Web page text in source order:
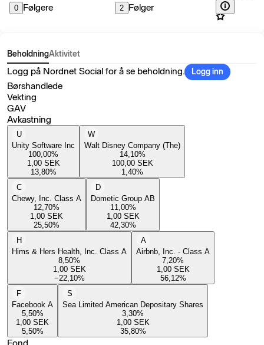
0 Følgere 2 Følger
BeholdningAktivitet
Logg på Nordnet Social for å se beholdning. Logg inn
Børshandlede
Vekting
GAV
Avkastning
U
Unity Software Inc
100,00%
1,00 SEK
13,80%
W
Walt Disney Company (The)
14,10%
100,00 SEK
1,40%
C
Chewy, Inc. Class A
12,70%
1,00 SEK
25,50%
D
Dometic Group AB
11,00%
1,00 SEK
42,30%
H
Hims & Hers Health, Inc. Class A
8,50%
1,00 SEK
−22,10%
A
Airbnb, Inc. - Class A
7,20%
1,00 SEK
56,12%
F
Facebook A
5,50%
1,00 SEK
5,50%
S
Sea Limited American Depositary Shares
3,30%
1,00 SEK
35,80%